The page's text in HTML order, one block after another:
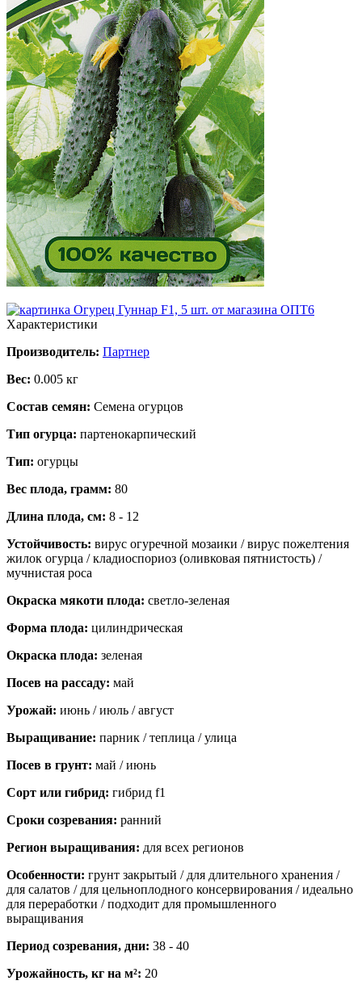
Характеристики
Производитель: Партнер
Вес: 0.005 кг
Состав семян: Семена огурцов
Тип огурца: партенокарпический
Тип: огурцы
Вес плода, грамм: 80
Длина плода, см: 8 - 12
Устойчивость: вирус огуречной мозаики / вирус пожелтения
жилок огурца / кладиоспориоз (оливковая пятнистость) /
мучнистая роса
Окраска мякоти плода: светло-зеленая
Форма плода: цилиндрическая
Окраска плода: зеленая
Посев на рассаду: май
Урожай: июнь / июль / август
Выращивание: парник / теплица / улица
Посев в грунт: май / июнь
Сорт или гибрид: гибрид f1
Сроки созревания: ранний
Регион выращивания: для всех регионов
Особенности: грунт закрытый / для длительного хранения /
для салатов / для цельноплодного консервирования / идеально
для переработки / подходит для промышленного
выращивания
Период созревания, дни: 38 - 40
Урожайность, кг на м²: 20